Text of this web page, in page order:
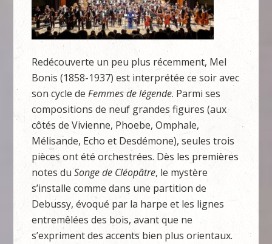
Redécouverte un peu plus récemment, Mel
Bonis (1858-1937) est interprétée ce soir avec
son cycle deFemmes de légende. Parmi ses
compositions de neuf grandes figures (aux
côtés de Vivienne, Phoebe, Omphale,
Mélisande, Echo et Desdémone), seules trois
pièces ont été orchestrées. Dès les premières
notes duSonge de Cléopâtre, le mystère
s’installe comme dans une partition de
Debussy, évoqué par la harpe et les lignes
entremêlées des bois, avant que ne
s’expriment des accents bien plus orientaux.